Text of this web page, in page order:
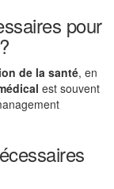
pour
de la santé, en
est souvent